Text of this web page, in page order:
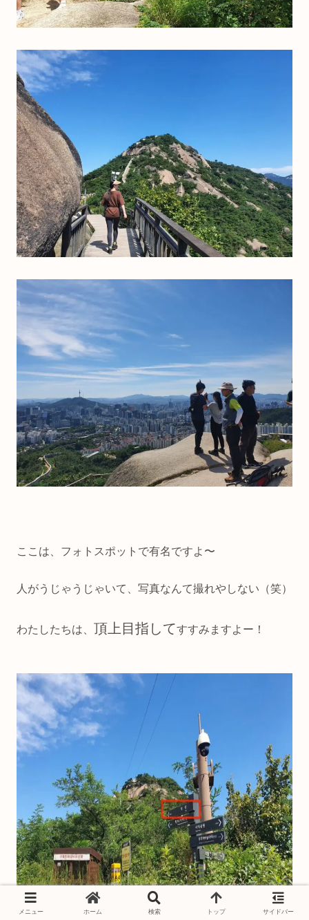
ここは、フォトスポットで有名ですよ〜
人がうじゃうじゃいて、写真なんて撮れやしない（笑）
わたしたちは、 頂上目指してすすみますよー！
メニュー ホーム 検索 トップ サイドバー